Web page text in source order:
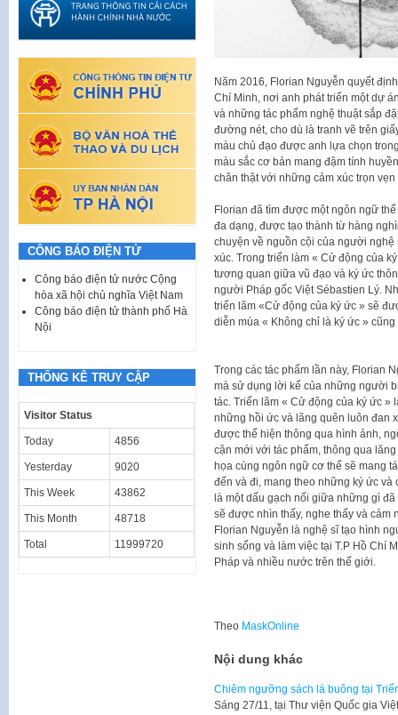
Năm 2016, Florian Nguyễn quyết
Chí Minh, nơi anh phát triển một dự
và những tác phẩm nghệ thuật sắp
đường nét, cho dù là tranh vẽ trên
màu chủ đạo được anh lựa chọn
màu sắc cơ bản mang đậm tính
chân thật với những cảm xúc trọn vẹn
Florian đã tìm được một ngôn ngữ
đa dạng, được tạo thành từ hàng
chuyện về nguồn cội của người
xúc. Trong triển làm « Cử động của
tương quan giữa vũ đạo và ký ức
người Pháp gốc Việt Sébastien Lý.
triển lãm «Cử động của ký ức » sẽ
diễn múa « Không chỉ là ký ức »
Trong các tác phẩm lần này, Florian
mà sử dụng lời kể của những người
tác. Triển lãm « Cử động của ký ức
những hồi ức và lãng quên luôn đan
được thể hiện thông qua hình ảnh,
cận mới với tác phẩm, thông qua
họa cùng ngôn ngữ cơ thể sẽ mang
đến và đi, mang theo những ký ức
là một dấu gạch nối giữa những gì
sẽ được nhìn thấy, nghe thấy và cảm
Florian Nguyễn là nghệ sĩ tạo hình
sinh sống và làm việc tại T.P Hồ Chí
Pháp và nhiều nước trên thế giới.
Theo MaskOnline
Nội dung khác
Chiêm ngưỡng sách lá buông tại
Sáng 27/11, tại Thư viện Quốc gia
CÔNG BÁO ĐIỆN TỬ
Công báo điện tử nước Cộng
hòa xã hội chủ nghĩa Việt Nam
Công báo điện tử thành phố Hà
Nội
THỐNG KÊ TRUY CẬP
Visitor Status
Today 4856
Yesterday 9020
This Week 43862
This Month 48718
Total 11999720